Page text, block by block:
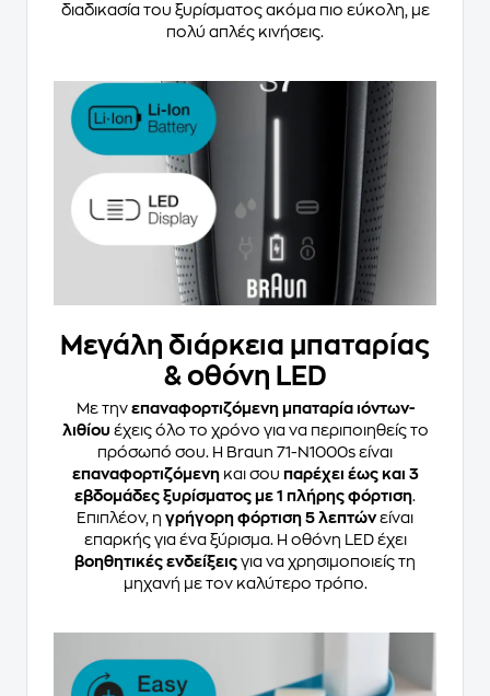
διαδικασία του ξυρίσματος ακόμα πιο εύκολη, με
πολύ απλές κινήσεις.
Μεγάλη διάρκεια μπαταρίας
& οθόνη LED
Με την επαναφορτιζόμενη μπαταρία ιόντων-
λιθίου έχεις όλο το χρόνο για να περιποιηθείς το
πρόσωπό σου. Η Braun 71-N1000s είναι
επαναφορτιζόμενηκαι σου παρέχει έως και 3
εβδομάδες ξυρίσματος με 1 πλήρης φόρτιση.
Επιπλέον, η γρήγορη φόρτιση 5 λεπτώνείναι
επαρκής για ένα ξύρισμα. Η οθόνη LED έχει
βοηθητικές ενδείξεις για να χρησιμοποιείς τη
μηχανή με τον καλύτερο τρόπο.